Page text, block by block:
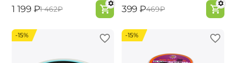
‍1 199‍ ₽‍1 462‍₽ ‍399‍ ₽‍469‍₽
-15% -15%